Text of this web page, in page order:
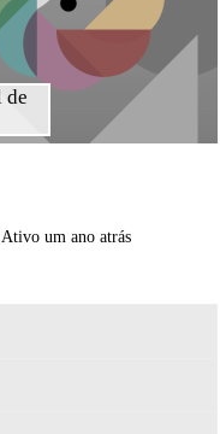
Ativo um ano atrás